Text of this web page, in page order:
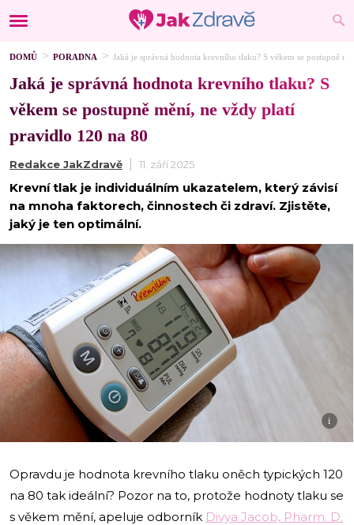
DOMŮ PORADNA Jaká je správná hodnota krevního tlaku? S věkem se postupně
Jaká je správná hodnota krevního tlaku? S
věkem se postupně mění, ne vždy platí
pravidlo 120 na 80
Redakce JakZdravě 11. září 2025
Krevní tlak je individuálním ukazatelem, který závisí
na mnoha faktorech, činnostech či zdraví. Zjistěte,
jaký je ten optimální.
i
Opravdu je hodnota krevního tlaku oněch typických 120
na 80 tak ideální? Pozor na to, protože hodnoty tlaku se
s věkem mění, apeluje odborník Divya Jacob, Pharm. D.